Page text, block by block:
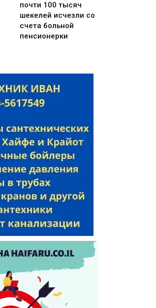
почти 100 тысяч
шекелей исчезли со
счета больной
пенсионерки